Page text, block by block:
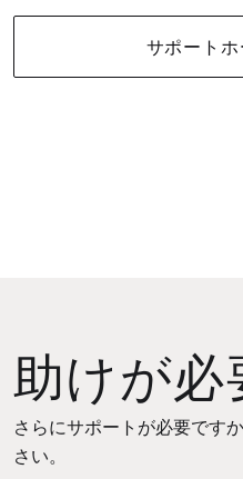
サポート
助けが必
さらにサポートが必要です
さい。